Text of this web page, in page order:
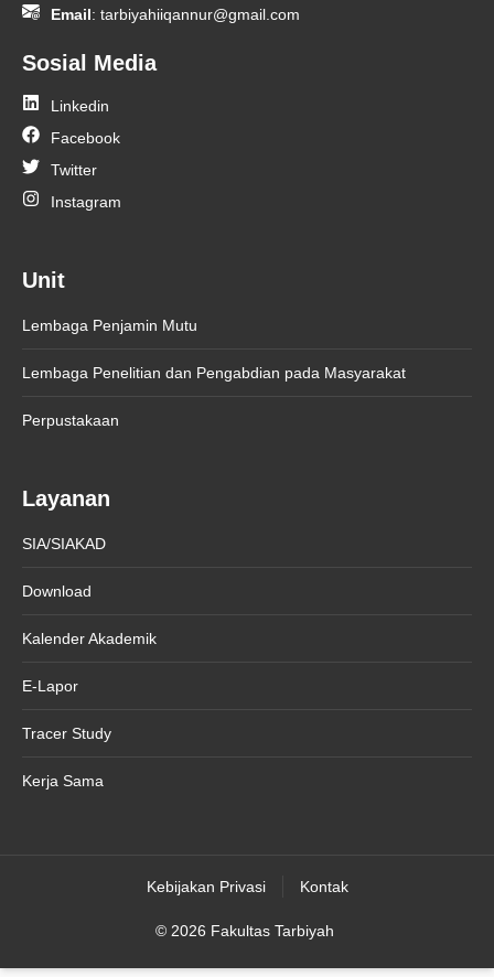
Email: tarbiyahiiqannur@gmail.com
Sosial Media
Linkedin
Facebook
Twitter
Instagram
Unit
Lembaga Penjamin Mutu
Lembaga Penelitian dan Pengabdian pada Masyarakat
Perpustakaan
Layanan
SIA/SIAKAD
Download
Kalender Akademik
E-Lapor
Tracer Study
Kerja Sama
© 2026 Fakultas Tarbiyah
Kebijakan Privasi Kontak